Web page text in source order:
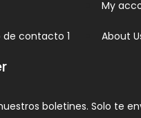
de contacto 1
My
About
boletines. Solo te